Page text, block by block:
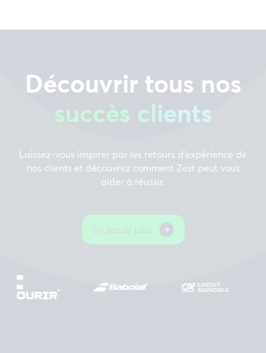
Découvrir tous nos
succès clients
Laissez-vous inspirer par les retours d’expérience de
nos clients et découvrez comment Zest peut vous
aider à réussir.
En savoir plus